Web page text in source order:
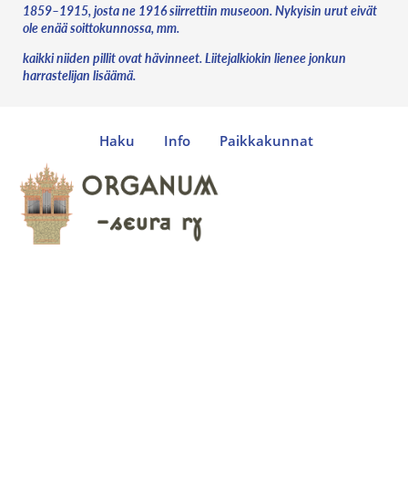
1859–1915, josta ne 1916 siirrettiin museoon. Nykyisin urut eivät
ole enää soittokunnossa, mm.
kaikki niiden pillit ovat hävinneet. Liitejalkiokin lienee jonkun
harrastelijan lisäämä.
Haku Info Paikkakunnat